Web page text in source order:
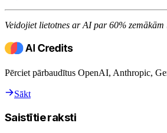
Veidojiet lietotnes ar AI par 60%
Pērciet pārbaudītus OpenAI, Anthropic,
Sākt
Saistītie raksti